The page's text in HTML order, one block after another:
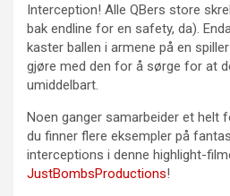
Interception! Alle QBers store
bak endline for en safety, da).
kaster ballen i armene på en
gjøre med den for å sørge for at
umiddelbart.
Noen ganger samarbeider et helt
du finner flere eksempler på
interceptions i denne highlight-
JustBombsProductions!